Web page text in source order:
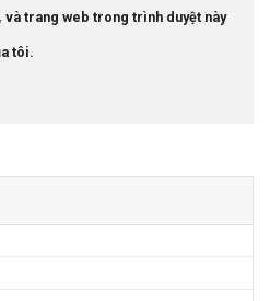
trang web trong trình duyệt này
tôi.